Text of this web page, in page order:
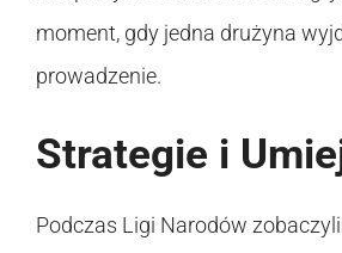
moment, gdy jedna drużyna
prowadzenie.
Strategie i
Podczas Ligi Narodów